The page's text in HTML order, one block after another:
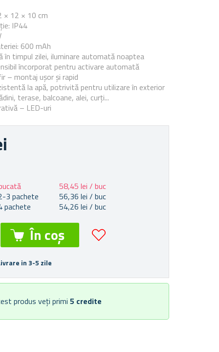
× 12 × 10 cm
IP44
600 mAh
în timpul zilei, iluminare automată noaptea
încorporat pentru activare automată
– montaj ușor și rapid
la apă, potrivită pentru utilizare în exterior
terase, balcoane, alei, curți...
– LED-uri
58,45 lei / buc
3 pachete
56,36 lei / buc
pachete
54,26 lei / buc
in 3-5 zile
produs veți primi 5 credite